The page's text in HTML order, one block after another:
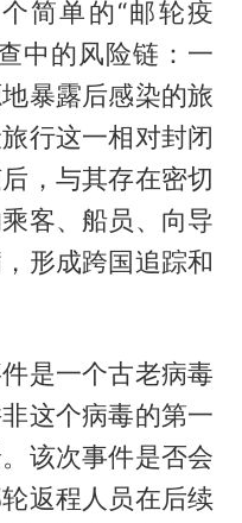
简单的“邮轮疫
中的风险链：一
暴露后感染的旅
行这一相对封闭
，与其存在密切
客、船员、向导
形成跨国追踪和
是一个古老病毒
这个病毒的第一
该次事件是否会
返程人员在后续